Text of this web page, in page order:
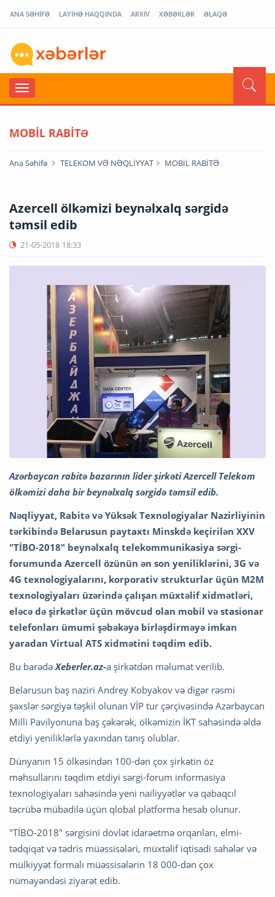
ANA SƏHİFƏ LAYİHƏ HAQQINDA ARXİV XƏBƏRLƏR ƏLAQƏ
MOBİL RABİTƏ
Ana Səhifə TELEKOM VƏ NƏQLİYYAT MOBİL RABİTƏ
Azercell ölkəmizi beynəlxalq sərgidə
təmsil edib
21-05-2018 18:33
Azərbaycan rabitə bazarının lider şirkəti Azercell Telekom
ölkəmizi daha bir beynəlxalq sərgidə təmsil edib.
Nəqliyyat, Rabitə və Yüksək Texnologiyalar Nazirliyinin
tərkibində Belarusun paytaxtı Minskdə keçirilən XXV
"TİBO-2018" beynəlxalq telekommunikasiya sərgi-
forumunda Azercell özünün ən son yeniliklərini, 3G və
4G texnologiyalarını, korporativ strukturlar üçün M2M
texnologiyaları üzərində çalışan müxtəlif xidmətləri,
eləcə də şirkətlər üçün mövcud olan mobil və stasionar
telefonları ümumi şəbəkəyə birləşdirməyə imkan
yaradan Virtual ATS xidmətini təqdim edib.
Bu barədəXeberler.az-a şirkətdən məlumat verilib.
Belarusun baş naziri Andrey Kobyakov və digər rəsmi
şəxslər sərgiyə təşkil olunan VİP tur çərçivəsində Azərbaycan
Milli Pavilyonuna baş çəkərək, ölkəmizin İKT sahəsində əldə
etdiyi yeniliklərlə yaxından tanış olublar.
Dünyanın 15 ölkəsindən 100-dən çox şirkətin öz
məhsullarını təqdim etdiyi sərgi-forum informasiya
texnologiyaları sahəsində yeni nailiyyətlər və qabaqcıl
təcrübə mübadilə üçün qlobal platforma hesab olunur.
"TİBO-2018" sərgisini dövlət idarəetmə orqanları, elmi-
tədqiqat və tədris müəssisələri, müxtəlif iqtisadi sahələr və
mülkiyyət formalı müəssisələrin 18 000-dən çox
nümayəndəsi ziyarət edib.